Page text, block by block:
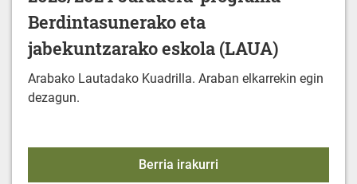
Berdintasunerako eta
jabekuntzarako eskola (LAUA)
Arabako Lautadako Kuadrilla. Araban elkarrekin egin
dezagun.
Berria irakurri